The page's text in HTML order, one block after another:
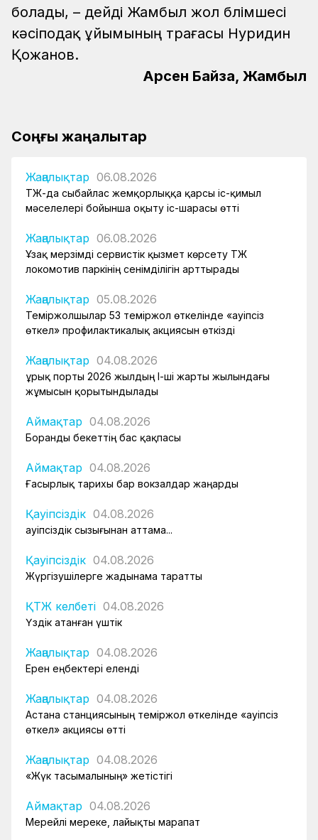
болады, – дейді Жамбыл жол бөлімшесі
кәсіподақ ұйымының төрағасы Нуридин
Қожанов.
Арсен Байзақ, Жамбыл
Соңғы жаңалықтар
Жаңалықтар 06.08.2026
ҚТЖ-да сыбайлас жемқорлыққа қарсы іс-қимыл
мәселелері бойынша оқыту іс-шарасы өтті
Жаңалықтар 06.08.2026
Ұзақ мерзімді сервистік қызмет көрсету ҚТЖ
локомотив паркінің сенімділігін арттырады
Жаңалықтар 05.08.2026
Теміржолшылар 53 теміржол өткелінде «Қауіпсіз
өткел» профилактикалық акциясын өткізді
Жаңалықтар 04.08.2026
Құрық порты 2026 жылдың І-ші жарты жылындағы
жұмысын қорытындылады
Аймақтар 04.08.2026
Боранды бекеттің бас қақпасы
Аймақтар 04.08.2026
Ғасырлық тарихы бар вокзалдар жаңарды
Қауіпсіздік 04.08.2026
Қауіпсіздік сызығынан аттама...
Қауіпсіздік 04.08.2026
Жүргізушілерге жадынама таратты
ҚТЖ келбеті 04.08.2026
Үздік атанған үштік
Жаңалықтар 04.08.2026
Ерен еңбектері еленді
Жаңалықтар 04.08.2026
Астана станциясының теміржол өткелінде «Қауіпсіз
өткел» акциясы өтті
Жаңалықтар 04.08.2026
«Жүк тасымалының» жетістігі
Аймақтар 04.08.2026
Мерейлі мереке, лайықты марапат